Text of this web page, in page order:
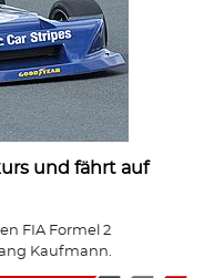
und fährt auf
FIA Formel 2
Kaufmann.